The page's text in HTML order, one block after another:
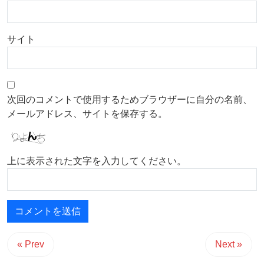
サイト
次回のコメントで使用するためブラウザーに自分の名前、
メールアドレス、サイトを保存する。
上に表示された文字を入力してください。
« Prev Next »